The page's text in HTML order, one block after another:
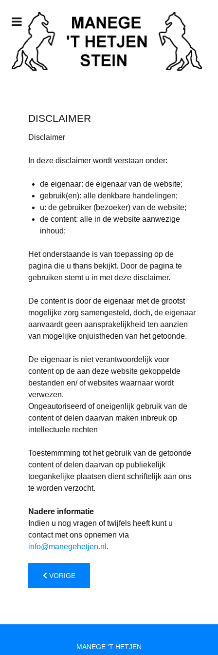
DISCLAIMER
Disclaimer
In deze disclaimer wordt verstaan onder:
de eigenaar: de eigenaar van de website;
gebruik(en): alle denkbare handelingen;
u: de gebruiker (bezoeker) van de website;
de content: alle in de website aanwezige
inhoud;
Het onderstaande is van toepassing op de
pagina die u thans bekijkt. Door de pagina te
gebruiken stemt u in met deze disclaimer.
De content is door de eigenaar met de grootst
mogelijke zorg samengesteld, doch, de eigenaar
aanvaardt geen aansprakelijkheid ten aanzien
van mogelijke onjuistheden van het getoonde.
De eigenaar is niet verantwoordelijk voor
content op de aan deze website gekoppelde
bestanden en/ of websites waarnaar wordt
verwezen.
Ongeautoriseerd of oneigenlijk gebruik van de
content of delen daarvan maken inbreuk op
intellectuele rechten
Toestemmming tot het gebruik van de getoonde
content of delen daarvan op publiekelijk
toegankelijke plaatsen dient schriftelijk aan ons
te worden verzocht.
Nadere informatie
Indien u nog vragen of twijfels heeft kunt u
contact met ons opnemen via
info@manegehetjen.nl .
VORIG ARTIKEL: PRIVACY POLICY
VORIGE
MANEGE 'T HETJEN